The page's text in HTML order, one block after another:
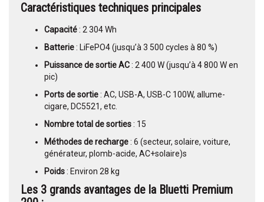
Caractéristiques techniques principales
Capacité: 2 304 Wh
Batterie: LiFePO4 (jusqu’à 3 500 cycles à 80 %)
Puissance de sortie AC: 2 400 W (jusqu’à 4 800 W en
pic)
Ports de sortie: AC, USB-A, USB-C 100W, allume-
cigare, DC5521, etc.
Nombre total de sorties: 15
Méthodes de recharge: 6 (secteur, solaire, voiture,
générateur, plomb-acide, AC+solaire)s
Poids: Environ 28 kg
Les 3 grands avantages de la Bluetti Premium